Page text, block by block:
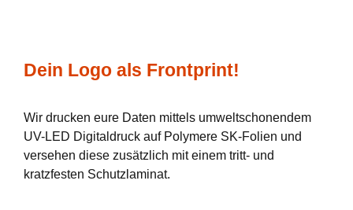
Dein Logo als Frontprint!
Wir drucken eure Daten mittels umweltschonendem
UV-LED Digitaldruck auf Polymere SK-Folien und
versehen diese zusätzlich mit einem tritt- und
kratzfesten Schutzlaminat.